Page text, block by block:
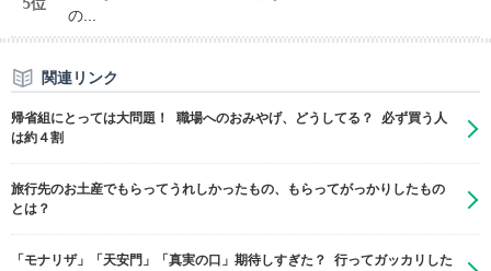
5位
の...
関連リンク
帰省組にとっては大問題！ 職場へのおみやげ、どうしてる？ 必ず買う人
は約４割
旅行先のお土産でもらってうれしかったもの、もらってがっかりしたもの
とは？
「モナリザ」「天安門」「真実の口」期待しすぎた？ 行ってガッカリした